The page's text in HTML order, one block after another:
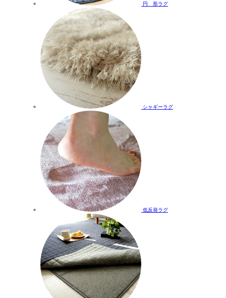
円 形ラグ
シャギーラグ
低反発ラグ